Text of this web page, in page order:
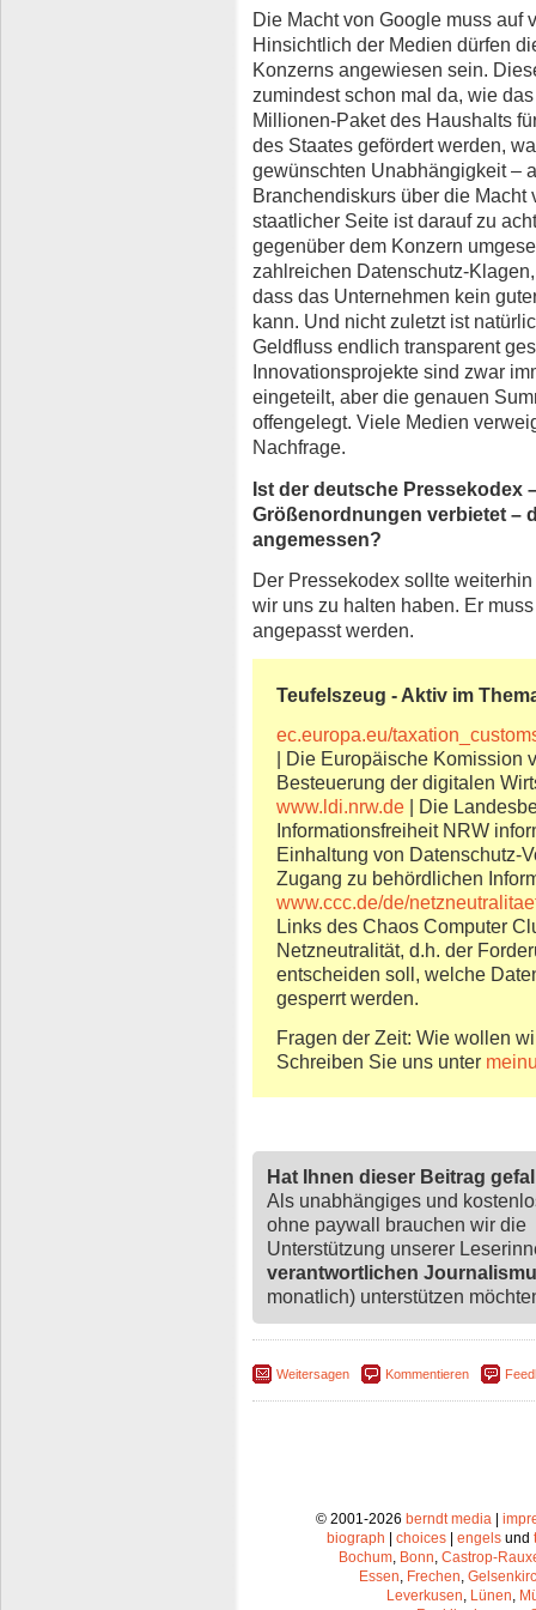
Die Macht von Google muss auf
Hinsichtlich der Medien dürfen
Konzerns angewiesen sein.
zumindest schon mal da, wie
Millionen-Paket des Haushalts
des Staates gefördert werden,
gewünschten Unabhängigkeit –
Branchendiskurs über die Macht
staatlicher Seite ist darauf zu
gegenüber dem Konzern
zahlreichen Datenschutz-
dass das Unternehmen kein
kann. Und nicht zuletzt ist
Geldfluss endlich transparent
Innovationsprojekte sind zwar
eingeteilt, aber die genauen
offengelegt. Viele Medien
Nachfrage.
Ist der deutsche Pressekodex
Größenordnungen verbietet –
angemessen?
Der Pressekodex sollte
wir uns zu halten haben. Er
angepasst werden.
Teufelszeug - Aktiv im
ec.europa.eu/
| Die Europäische Komission
Besteuerung der digitalen
www.ldi.nrw.de | Die
Informationsfreiheit NRW
Einhaltung von Datenschutz-
Zugang zu behördlichen
www.ccc.de/de/
Links des Chaos Computer
Netzneutralität, d.h. der
entscheiden soll, welche
gesperrt werden.
Fragen der Zeit: Wie wollen
Schreiben Sie uns unter
Hat Ihnen dieser Beitrag
Als unabhängiges und
ohne paywall brauchen wir die
Unterstützung unserer
verantwortlichen
monatlich) unterstützen
Weitersagen Kommentieren
© 2001-2026 berndt media|
biograph | choices | engels und
Bochum, Bonn, Castrop-
Essen, Frechen,
Leverkusen, Lünen,